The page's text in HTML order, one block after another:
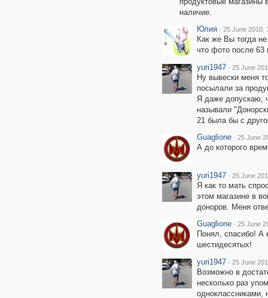
наличие.
Юлия · 25 June 2010,
Как же Вы тогда
что фото после 63
yuri1947 · 25 June
Ну вывески меня
посылали за
Я даже допускаю,
называли
21 была бы с
Guaglione · 25 June
А до которого
yuri1947 · 25 June
Я как то мать
этом магазине в
доноров. Меня
Guaglione · 25 June
Понял, спасибо! А
шестидесятых!
yuri1947 · 25 June
Возможно в
несколько раз
одноклассниками,